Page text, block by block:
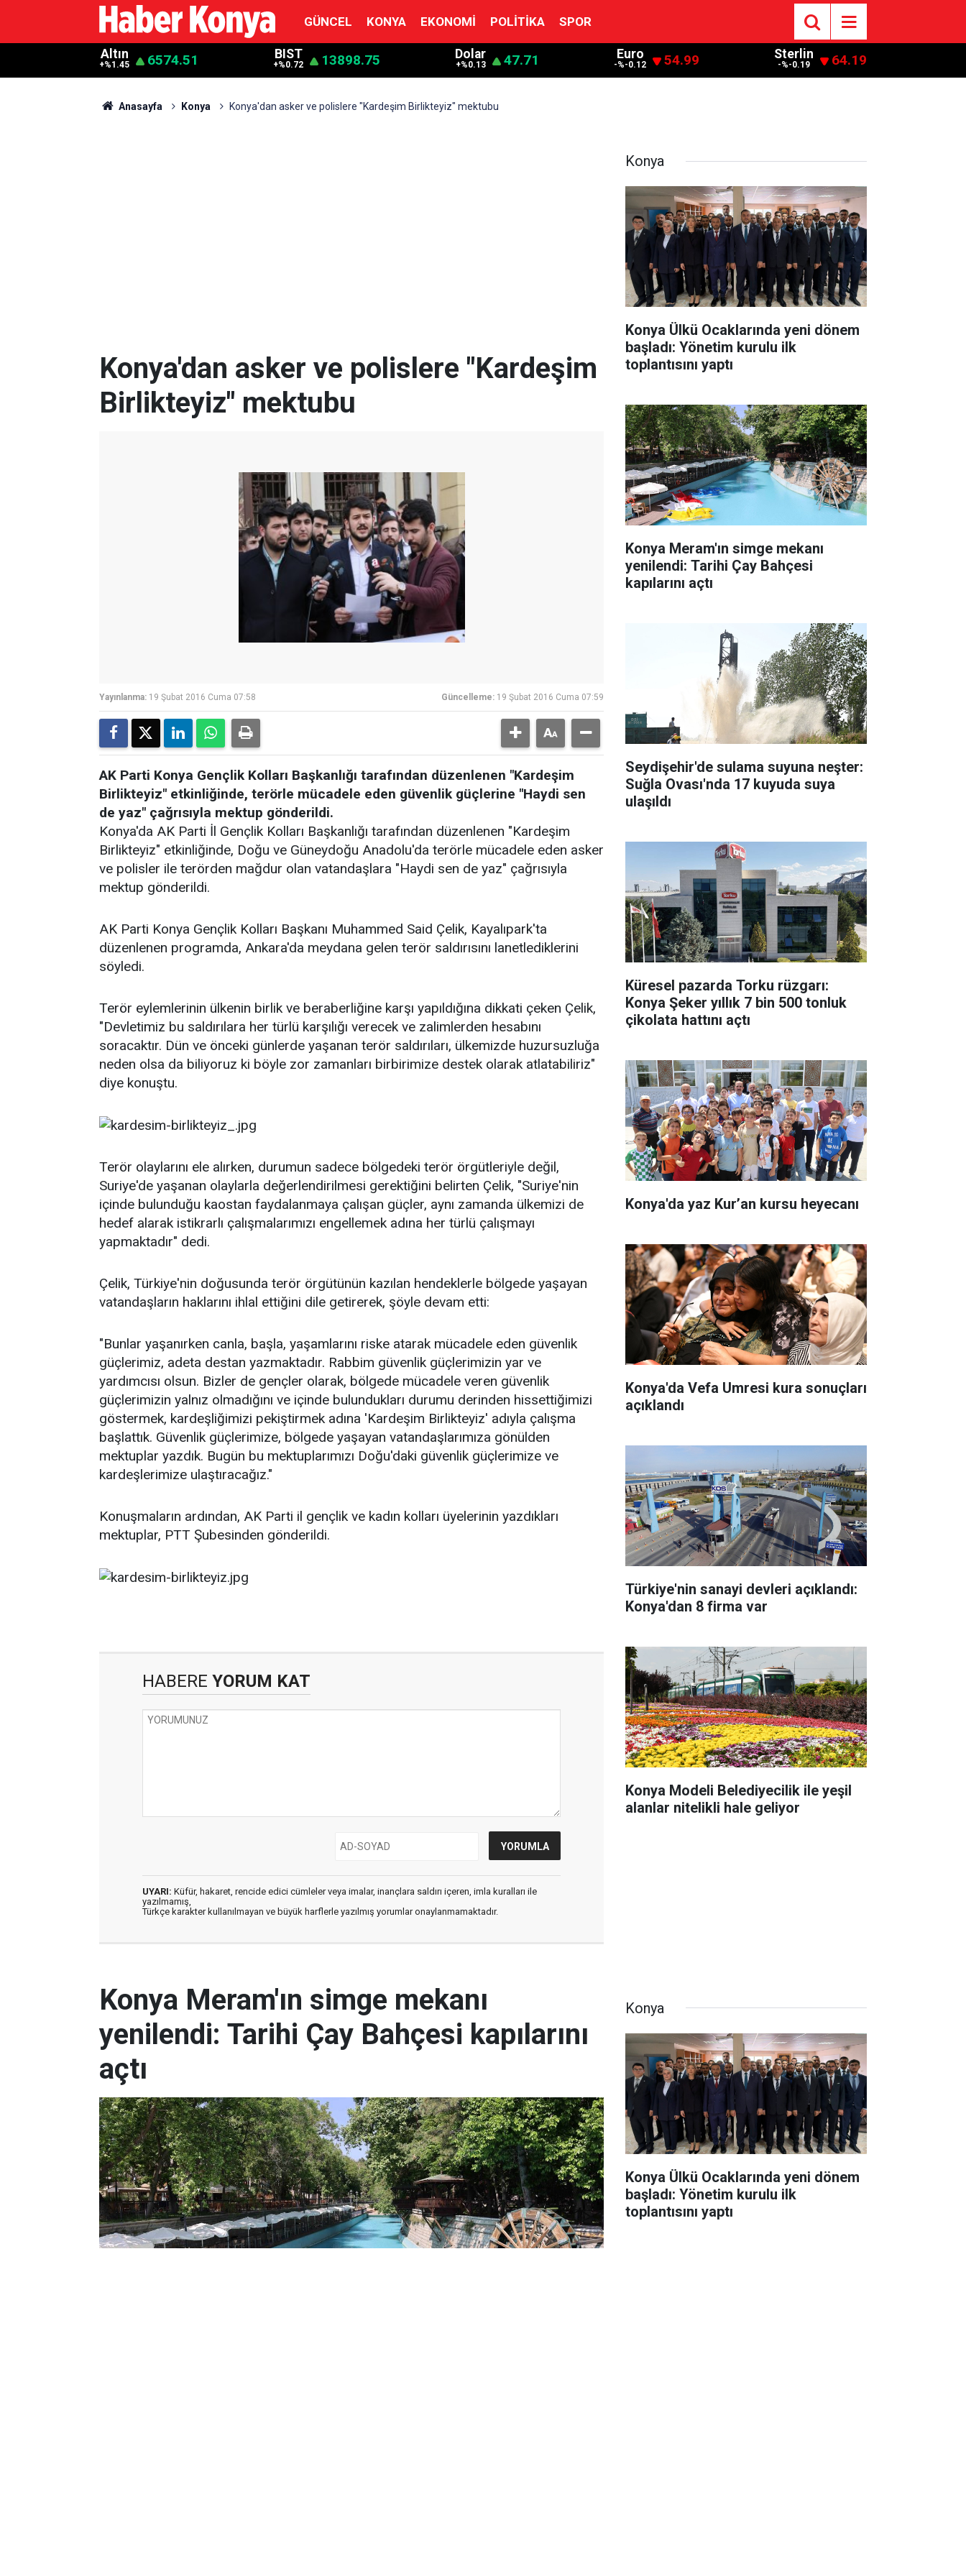
GÜNCEL KONYA EKONOMI POLITIKA SPOR
Altın
+%1.45 6574.51 BIST
+%0.72 13898.75 Dolar
+%0.13 47.71 Euro
-%-0.12 54.99 Sterlin
-%-0.19 64.19
Anasayfa Konya Konya'dan asker ve polislere "Kardeşim Birlikteyiz" mektubu
Konya'dan asker ve polislere "Kardeşim
Birlikteyiz" mektubu
Yayınlanma: 19 Şubat 2016 Cuma 07:58 Güncelleme: 19 Şubat 2016 Cuma 07:59
AK Parti Konya Gençlik Kolları Başkanlığı tarafından düzenlenen "Kardeşim
Birlikteyiz" etkinliğinde, terörle mücadele eden güvenlik güçlerine "Haydi sen
de yaz" çağrısıyla mektup gönderildi.
Konya'da AK Parti İl Gençlik Kolları Başkanlığı tarafından düzenlenen "Kardeşim
Birlikteyiz" etkinliğinde, Doğu ve Güneydoğu Anadolu'da terörle mücadele eden asker
ve polisler ile terörden mağdur olan vatandaşlara "Haydi sen de yaz" çağrısıyla
mektup gönderildi.
AK Parti Konya Gençlik Kolları Başkanı Muhammed Said Çelik, Kayalıpark'ta
düzenlenen programda, Ankara'da meydana gelen terör saldırısını lanetlediklerini
söyledi.
Terör eylemlerinin ülkenin birlik ve beraberliğine karşı yapıldığına dikkati çeken Çelik,
"Devletimiz bu saldırılara her türlü karşılığı verecek ve zalimlerden hesabını
soracaktır. Dün ve önceki günlerde yaşanan terör saldırıları, ülkemizde huzursuzluğa
neden olsa da biliyoruz ki böyle zor zamanları birbirimize destek olarak atlatabiliriz"
diye konuştu.
Terör olaylarını ele alırken, durumun sadece bölgedeki terör örgütleriyle değil,
Suriye'de yaşanan olaylarla değerlendirilmesi gerektiğini belirten Çelik, "Suriye'nin
içinde bulunduğu kaostan faydalanmaya çalışan güçler, aynı zamanda ülkemizi de
hedef alarak istikrarlı çalışmalarımızı engellemek adına her türlü çalışmayı
yapmaktadır" dedi.
Çelik, Türkiye'nin doğusunda terör örgütünün kazılan hendeklerle bölgede yaşayan
vatandaşların haklarını ihlal ettiğini dile getirerek, şöyle devam etti:
"Bunlar yaşanırken canla, başla, yaşamlarını riske atarak mücadele eden güvenlik
güçlerimiz, adeta destan yazmaktadır. Rabbim güvenlik güçlerimizin yar ve
yardımcısı olsun. Bizler de gençler olarak, bölgede mücadele veren güvenlik
güçlerimizin yalnız olmadığını ve içinde bulundukları durumu derinden hissettiğimizi
göstermek, kardeşliğimizi pekiştirmek adına 'Kardeşim Birlikteyiz' adıyla çalışma
başlattık. Güvenlik güçlerimize, bölgede yaşayan vatandaşlarımıza gönülden
mektuplar yazdık. Bugün bu mektuplarımızı Doğu'daki güvenlik güçlerimize ve
kardeşlerimize ulaştıracağız."
Konuşmaların ardından, AK Parti il gençlik ve kadın kolları üyelerinin yazdıkları
mektuplar, PTT Şubesinden gönderildi.
HABERE YORUM KAT
UYARI: Küfür, hakaret, rencide edici cümleler veya imalar, inançlara saldırı içeren, imla kuralları ile
yazılmamış,
Türkçe karakter kullanılmayan ve büyük harflerle yazılmış yorumlar onaylanmamaktadır.
Konya
Konya Ülkü Ocaklarında yeni dönem
başladı: Yönetim kurulu ilk
toplantısını yaptı
Konya Meram'ın simge mekanı
yenilendi: Tarihi Çay Bahçesi
kapılarını açtı
Seydişehir'de sulama suyuna neşter:
Suğla Ovası'nda 17 kuyuda suya
ulaşıldı
Küresel pazarda Torku rüzgarı:
Konya Şeker yıllık 7 bin 500 tonluk
çikolata hattını açtı
Konya'da yaz Kur’an kursu heyecanı
Konya'da Vefa Umresi kura sonuçları
açıklandı
Türkiye'nin sanayi devleri açıklandı:
Konya'dan 8 firma var
Konya Modeli Belediyecilik ile yeşil
alanlar nitelikli hale geliyor
Konya Meram'ın simge mekanı
yenilendi: Tarihi Çay Bahçesi kapılarını
açtı
Konya
Konya Ülkü Ocaklarında yeni dönem
başladı: Yönetim kurulu ilk
toplantısını yaptı